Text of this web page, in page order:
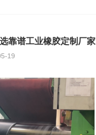
靠谱工业橡胶定制厂家
19